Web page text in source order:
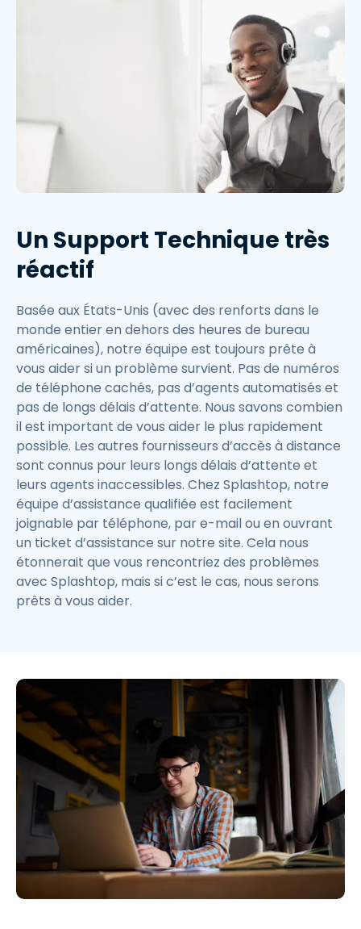
Un Support Technique très
réactif
Basée aux États-Unis (avec des renforts dans le
monde entier en dehors des heures de bureau
américaines), notre équipe est toujours prête à
vous aider si un problème survient. Pas de numéros
de téléphone cachés, pas d’agents automatisés et
pas de longs délais d’attente. Nous savons combien
il est important de vous aider le plus rapidement
possible. Les autres fournisseurs d’accès à distance
sont connus pour leurs longs délais d’attente et
leurs agents inaccessibles. Chez Splashtop, notre
équipe d’assistance qualifiée est facilement
joignable par téléphone, par e-mail ou en ouvrant
un ticket d’assistance sur notre site. Cela nous
étonnerait que vous rencontriez des problèmes
avec Splashtop, mais si c’est le cas, nous serons
prêts à vous aider.